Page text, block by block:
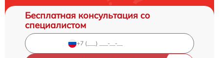
Бесплатная консультация со
специалистом